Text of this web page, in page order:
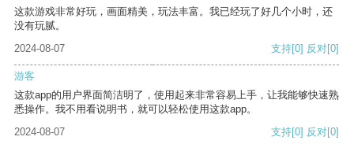
这款游戏非常好玩，画面精美，玩法丰富。我已经玩了好几个小时，还
没有玩腻。
2024-08-07
支持[0] 反对[0]
游客
这款app的用户界面简洁明了，使用起来非常容易上手，让我能够快速熟
悉操作。我不用看说明书，就可以轻松使用这款app。
2024-08-07
支持[0] 反对[0]